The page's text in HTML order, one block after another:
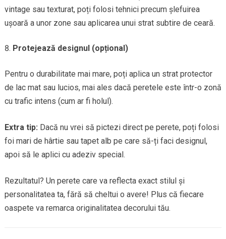
vintage sau texturat, poți folosi tehnici precum șlefuirea
ușoară a unor zone sau aplicarea unui strat subtire de ceară.
Protejează designul (opțional)
Pentru o durabilitate mai mare, poți aplica un strat protector
de lac mat sau lucios, mai ales dacă peretele este într-o zonă
cu trafic intens (cum ar fi holul).
Extra tip: Dacă nu vrei să pictezi direct pe perete, poți folosi
foi mari de hârtie sau tapet alb pe care să-ți faci designul,
apoi să le aplici cu adeziv special.
Rezultatul? Un perete care va reflecta exact stilul și
personalitatea ta, fără să cheltui o avere! Plus că fiecare
oaspete va remarca originalitatea decorului tău.